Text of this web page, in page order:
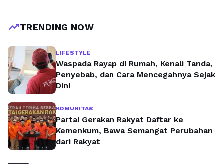
trending_upTRENDING NOW
LIFESTYLE
Waspada Rayap di Rumah, Kenali Tanda,
Penyebab, dan Cara Mencegahnya Sejak
Dini
KOMUNITAS
Partai Gerakan Rakyat Daftar ke
Kemenkum, Bawa Semangat Perubahan
dari Rakyat